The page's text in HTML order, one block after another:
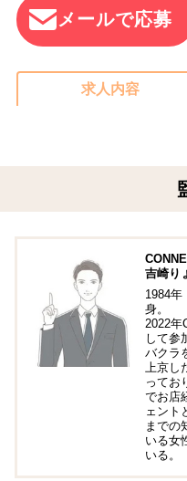
メールで応募
求人内容
吉崎り
1984年
身。
2022年
して参
バクラ
上京
ってお
でお店
ェント
までの
いる女
いる。